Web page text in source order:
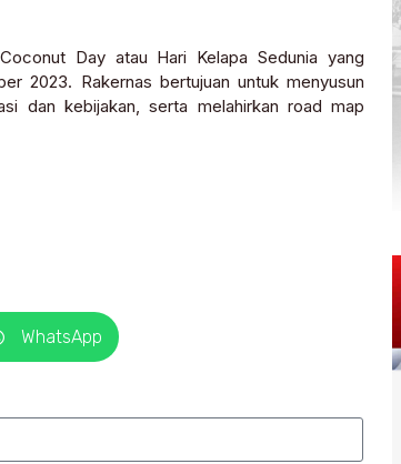
Day atau Hari Kelapa Sedunia yang
2023. Rakernas bertujuan untuk menyusun
dan kebijakan, serta melahirkan road map
WhatsApp